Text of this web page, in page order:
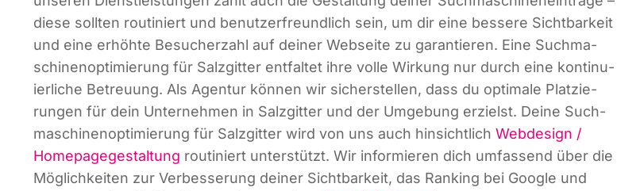
die­se soll­ten rou­ti­niert und benut­zer­freund­lich sein, um dir eine bes­se­re Sicht­bar­keit
und eine erhöh­te Besu­cher­zahl auf dei­ner Web­sei­te zu garan­tie­ren. Eine Such­ma­
schi­nen­op­ti­mie­rung für Salz­git­ter ent­fal­tet ihre vol­le Wir­kung nur durch eine kon­ti­nu­
ier­li­che Betreu­ung. Als Agen­tur kön­nen wir sicher­stel­len, dass du opti­ma­le Plat­zie­
run­gen für dein Unter­neh­men in Salz­git­ter und der Umge­bung erzielst. Dei­ne Such­
ma­schi­nen­op­ti­mie­rung für Salz­git­ter wird von uns auch hin­sicht­lich Web­de­sign /
Home­page­ge­stal­tung rou­ti­niert unter­stützt. Wir infor­mie­ren dich umfas­send über die
Mög­lich­kei­ten zur Ver­bes­se­rung dei­ner Sicht­bar­keit, das Ran­king bei Goog­le und